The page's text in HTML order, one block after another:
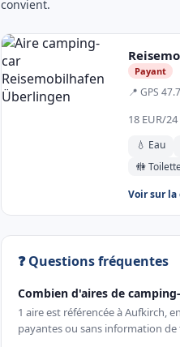
convient.
Payant
📍 GPS
18 EUR/
💧 Eau
🚻
Voir sur
❓ Questions fréquentes
Combien d'aires de
1 aire est référencée à Aufkirch,
payantes ou sans information de